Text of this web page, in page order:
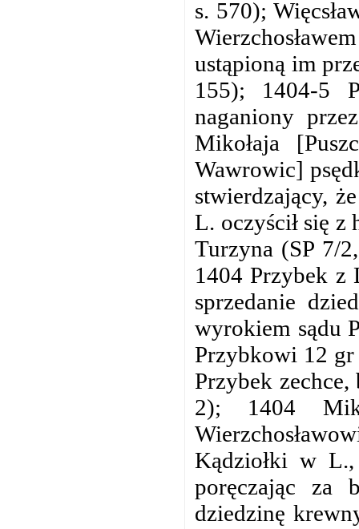
s. 570);
ustąpioną im
155); 1404-5
naganiony
Mikołaja
Wawrowic]
stwierdzający,
L. oczyścił się z
Turzyna (SP 7/
1404 Przybek z
sprzedanie
wyrokiem sądu
Przybkowi 12
Przybek
2); 1404
Kądziołki w L.,
poręczając za
dziedzinę